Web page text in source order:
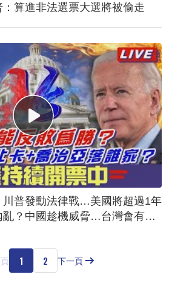
算進非法選票大選將被偷走
川普發動法律戰…美國將超過1年
亂？中國趁機威脅…台灣會有危
1 2 下一頁